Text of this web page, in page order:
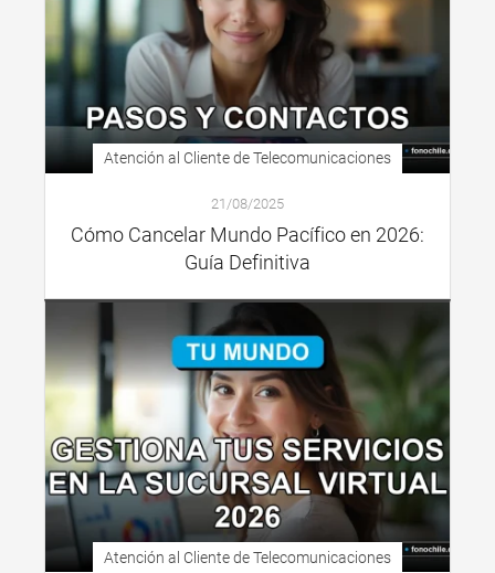
Atención al Cliente de Telecomunicaciones
21/08/2025
Cómo Cancelar Mundo Pacífico en 2026:
Guía Definitiva
Atención al Cliente de Telecomunicaciones